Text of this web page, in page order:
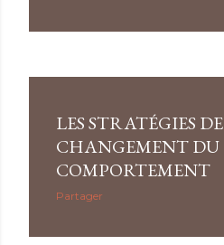
LES STRATÉGIES DE
CHANGEMENT DU
COMPORTEMENT
Partager